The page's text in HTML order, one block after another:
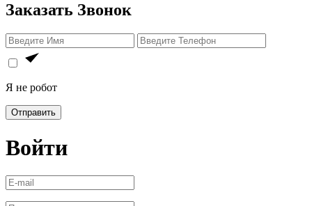
Заказать Звонок
Я не робот
Отправить
Войти